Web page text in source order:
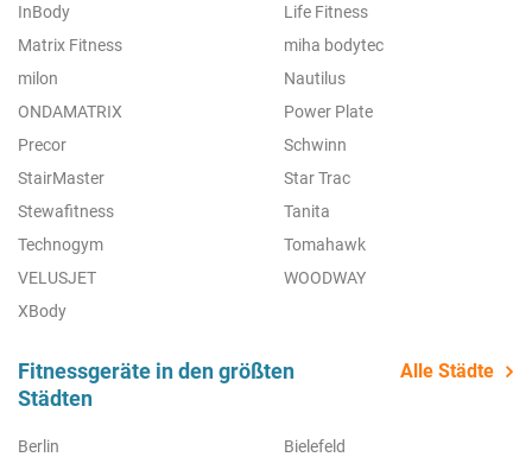
InBody
Life Fitness
Matrix Fitness
miha bodytec
milon
Nautilus
ONDAMATRIX
Power Plate
Precor
Schwinn
StairMaster
Star Trac
Stewafitness
Tanita
Technogym
Tomahawk
VELUSJET
WOODWAY
XBody
Fitnessgeräte in den größten
Städten
Alle Städte
Berlin
Bielefeld